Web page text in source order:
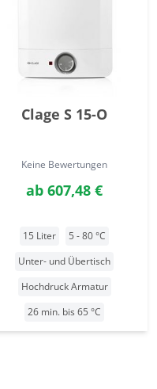
Clage S 15-O
Keine Bewertungen
ab 607,48 €
15 Liter
5 - 80 °C
Unter- und Übertisch
Hochdruck Armatur
26 min. bis 65 °C